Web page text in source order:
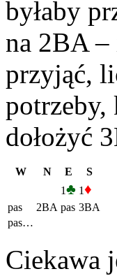
byłaby
na 2BA
przyjąć,
potrzeby,
dołożyć
W N E
S
1♣ 1♦
pas 2BA pas 3BA
pas…
Ciekawa